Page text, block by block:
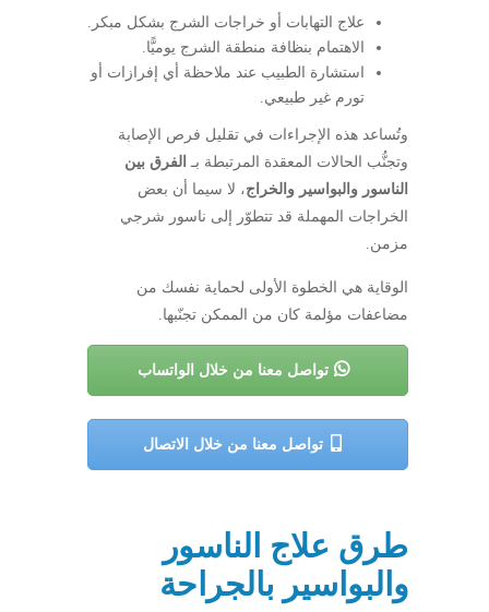
علاج التهابات أو خراجات الشرج بشكل مبكر.
الاهتمام بنظافة منطقة الشرج يوميًّا.
استشارة الطبيب عند ملاحظة أي إفرازات أو
تورم غير طبيعي.
وتُساعد هذه الإجراءات في تقليل فرص الإصابة
وتجنُّب الحالات المعقدة المرتبطة بـ الفرق بين
الناسور والبواسير والخراج، لا سيما أن بعض
الخراجات المهملة قد تتطوّر إلى ناسور شرجي
مزمن.
الوقاية هي الخطوة الأولى لحماية نفسك من
مضاعفات مؤلمة كان من الممكن تجنّبها.
تواصل معنا من خلال الواتساب
تواصل معنا من خلال الاتصال
طرق علاج الناسور
والبواسير بالجراحة